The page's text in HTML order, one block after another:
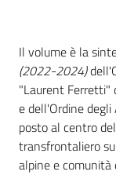
Il volume è la
(2022-2024)
"Laurent Ferretti"
e dell'Ordine
posto al centro
transfrontaliero
alpine e comunità